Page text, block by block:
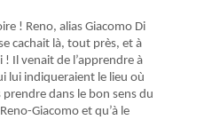
! Reno, alias Giacomo Di
cachait là, tout près, et à
Il venait de l’apprendre à
lui indiqueraient le lieu où
dans le bon sens du
Giacomo et qu’à le